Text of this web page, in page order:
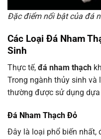
Đặc điểm nổi bật của đá
Các Loại Đá Nham
Sinh
Thực tế, đá nham thạch
Trong ngành thủy sinh và
thường được sử dụng
Đá Nham Thạch Đỏ
Đây là loại phổ biến nhất,